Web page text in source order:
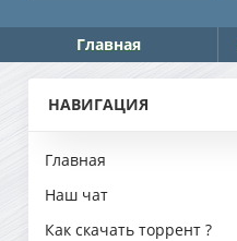
Главная
НАВИГАЦИЯ
Главная
Наш чат
Как скачать торрент ?